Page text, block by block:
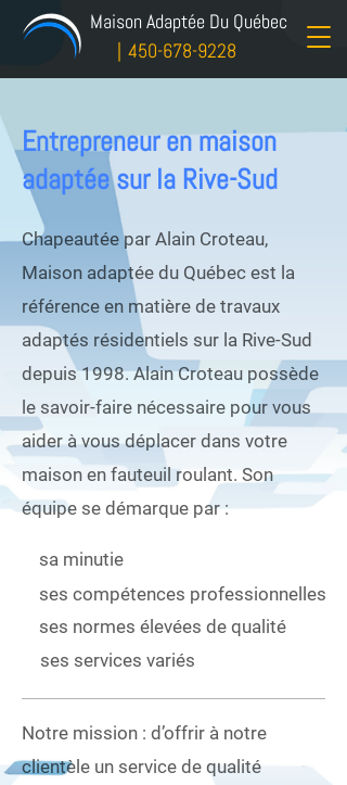
Maison Adaptée Du Québec
| 450-678-9228
Entrepreneur en maison
adaptée sur la Rive-Sud
Chapeautée par Alain Croteau,
Maison adaptée du Québec est la
référence en matière de travaux
adaptés résidentiels sur la Rive-Sud
depuis 1998. Alain Croteau possède
le savoir-faire nécessaire pour vous
aider à vous déplacer dans votre
maison en fauteuil roulant. Son
équipe se démarque par :
sa minutie
ses compétences professionnelles
ses normes élevées de qualité
ses services variés
Notre mission : d’offrir à notre
clientèle un service de qualité